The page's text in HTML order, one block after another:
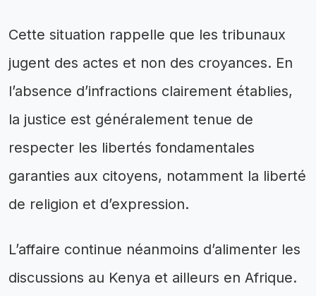
Cette situation rappelle que les tribunaux
jugent des actes et non des croyances. En
l’absence d’infractions clairement établies,
la justice est généralement tenue de
respecter les libertés fondamentales
garanties aux citoyens, notamment la liberté
de religion et d’expression.
L’affaire continue néanmoins d’alimenter les
discussions au Kenya et ailleurs en Afrique.